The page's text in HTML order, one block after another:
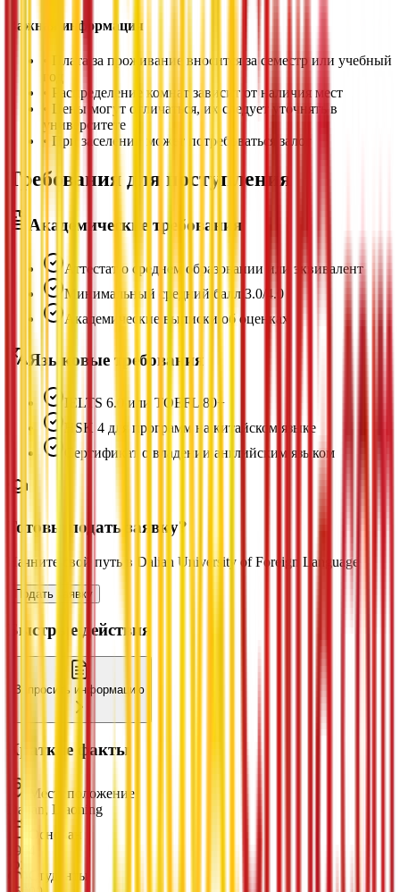
Важная информация
Плата за проживание вносится за семестр или учебный
год
Распределение комнат зависит от наличия мест
• Цены могут отличаться, их следует уточнять в
университете
• При заселении может потребоваться залог
Требования для поступления
Академические требования
Аттестат о среднем образовании или эквивалент
Минимальный средний балл 3.0/4.0
Академические выписки об оценках
Языковые требования
IELTS 6.0 или TOEFL 80+
HSK 4 для программ на китайском языке
Сертификат о владении английским языком
Готовы подать заявку?
Начните свой путь в Dalian University of Foreign Languages
Подать заявку
Быстрые действия
Запросить информацию
Краткие факты
Местоположение
Dalian, Liaoning
Основан
1964
Студенты